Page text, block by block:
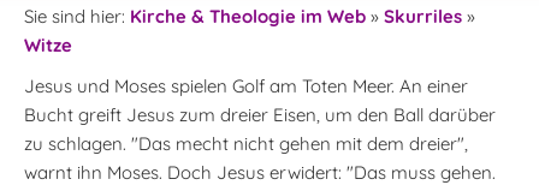
Sie sind hier: Kirche & Theologie im Web » Skurriles »
Witze
Jesus und Moses spielen Golf am Toten Meer. An einer
Bucht greift Jesus zum dreier Eisen, um den Ball darüber
zu schlagen. "Das mecht nicht gehen mit dem dreier",
warnt ihn Moses. Doch Jesus erwidert: "Das muss gehen.